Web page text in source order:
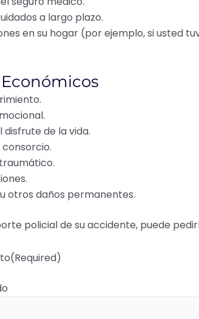
a largo plazo.
en su hogar (por ejemplo, si usted
disfrute de la vida.
otros daños permanentes.
policial de su accidente, puede
(Required)